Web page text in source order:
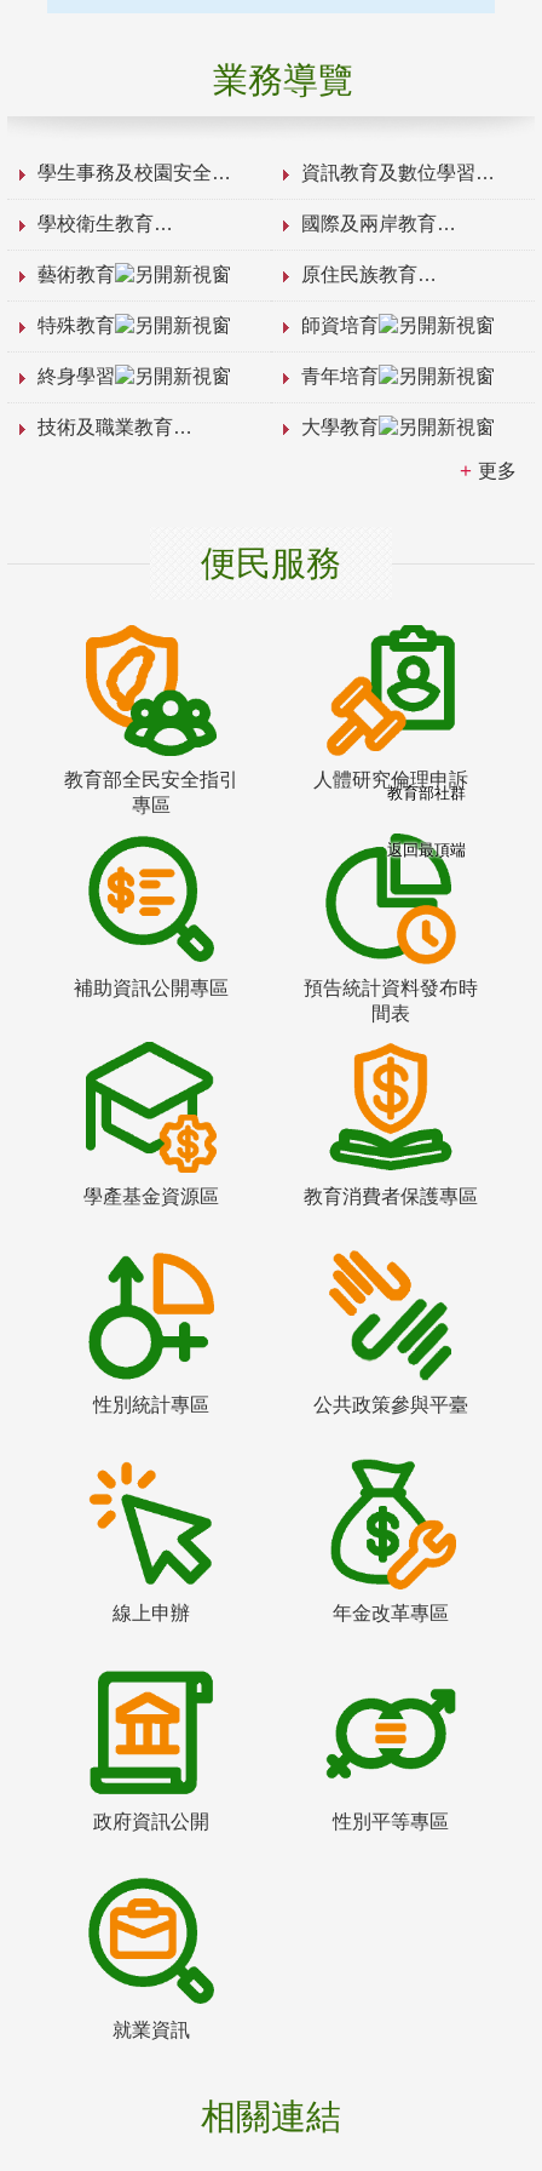
業務導覽
學生事務及校園安全 資訊教育及數位學習
學校衛生教育 國際及兩岸教育
藝術教育 原住民族教育
特殊教育 師資培育
終身學習 青年培育
技術及職業教育 大學教育
更多
便民服務
教育部全民安全指引
專區
人體研究倫理申訴
補助資訊公開專區
預告統計資料發布時
間表
學產基金資源區 教育消費者保護專區
性別統計專區 公共政策參與平臺
線上申辦 年金改革專區
政府資訊公開 性別平等專區
就業資訊
相關連結
教育部社群
返回最頂端